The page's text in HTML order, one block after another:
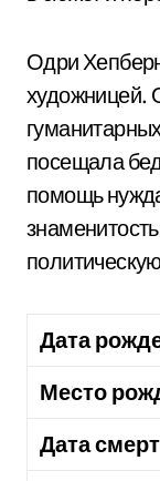
Одри
художницей.
посещала
помощь
Дата
Место
Дата